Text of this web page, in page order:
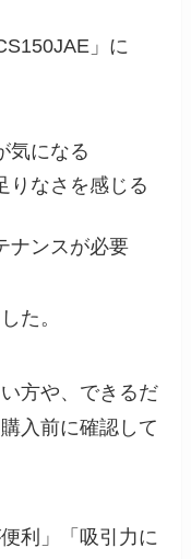
」に
気になる
りなさを感じる
ナンスが必要
た。
方や、できるだ
入前に確認して
利」「吸引力に